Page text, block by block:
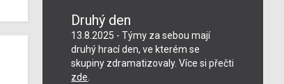
Druhý den
13.8.2025 - Týmy za sebou mají
druhý hrací den, ve kterém se
skupiny zdramatizovaly. Více si přečti
zde.